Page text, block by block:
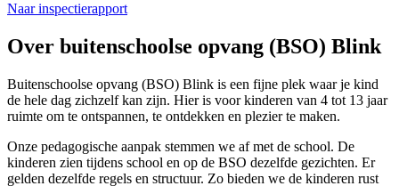
Naar inspectierapport
Over buitenschoolse opvang (BSO) Blink
Buitenschoolse opvang (BSO) Blink is een fijne plek waar je kind
de hele dag zichzelf kan zijn. Hier is voor kinderen van 4 tot 13 jaar
ruimte om te ontspannen, te ontdekken en plezier te maken.
Onze pedagogische aanpak stemmen we af met de school. De
kinderen zien tijdens school en op de BSO dezelfde gezichten. Er
gelden dezelfde regels en structuur. Zo bieden we de kinderen rust